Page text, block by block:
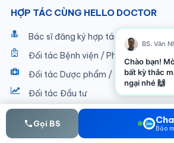
BS. Văn
Chào bạn!
bất kỳ thắc
ngại nhé 🙌
HỢP TÁC CÙNG HELLO DOCTOR
Bác sĩ đăng ký hợp tác
Đối tác Bệnh viện / Phòng khám
Đối tác Dược phẩm / Thiết bị
Đối tác Đầu tư
🤖 HELLO DOCTOR AI
Trợ lý y tế thông minh, hỗ trợ giải
Gọi BS
Bảo